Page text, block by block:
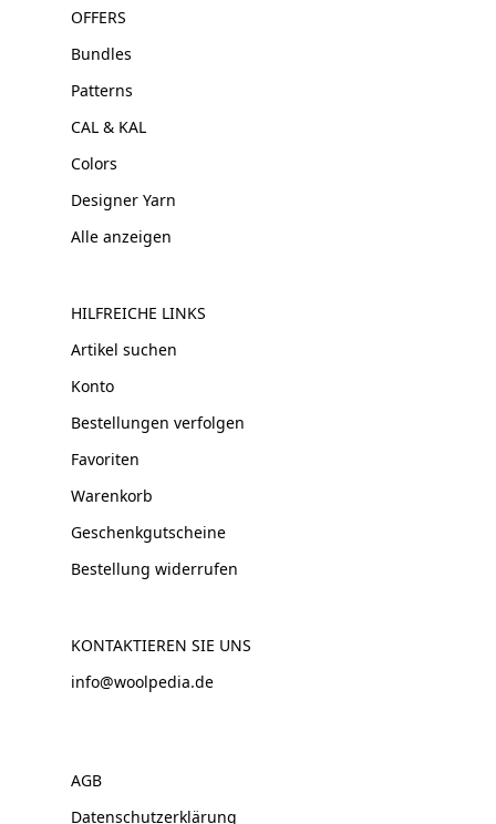
OFFERS
Bundles
Patterns
CAL & KAL
Colors
Designer Yarn
Alle anzeigen
HILFREICHE LINKS
Artikel suchen
Konto
Bestellungen verfolgen
Favoriten
Warenkorb
Geschenkgutscheine
Bestellung widerrufen
KONTAKTIEREN SIE UNS
info@woolpedia.de
AGB
Datenschutzerklärung